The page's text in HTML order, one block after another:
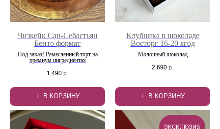
Чизкейк Сан-Себастьян
Бенто формат
Под заказ! Ремесленный торт на
премиум ингредиентах
1 490 р.
В КОРЗИНУ
Клубника в шоколаде
Восторг 16-20 ягод
Молочный шоколад
2 690 р.
В КОРЗИНУ
ЭКСКЛЮЗИВ